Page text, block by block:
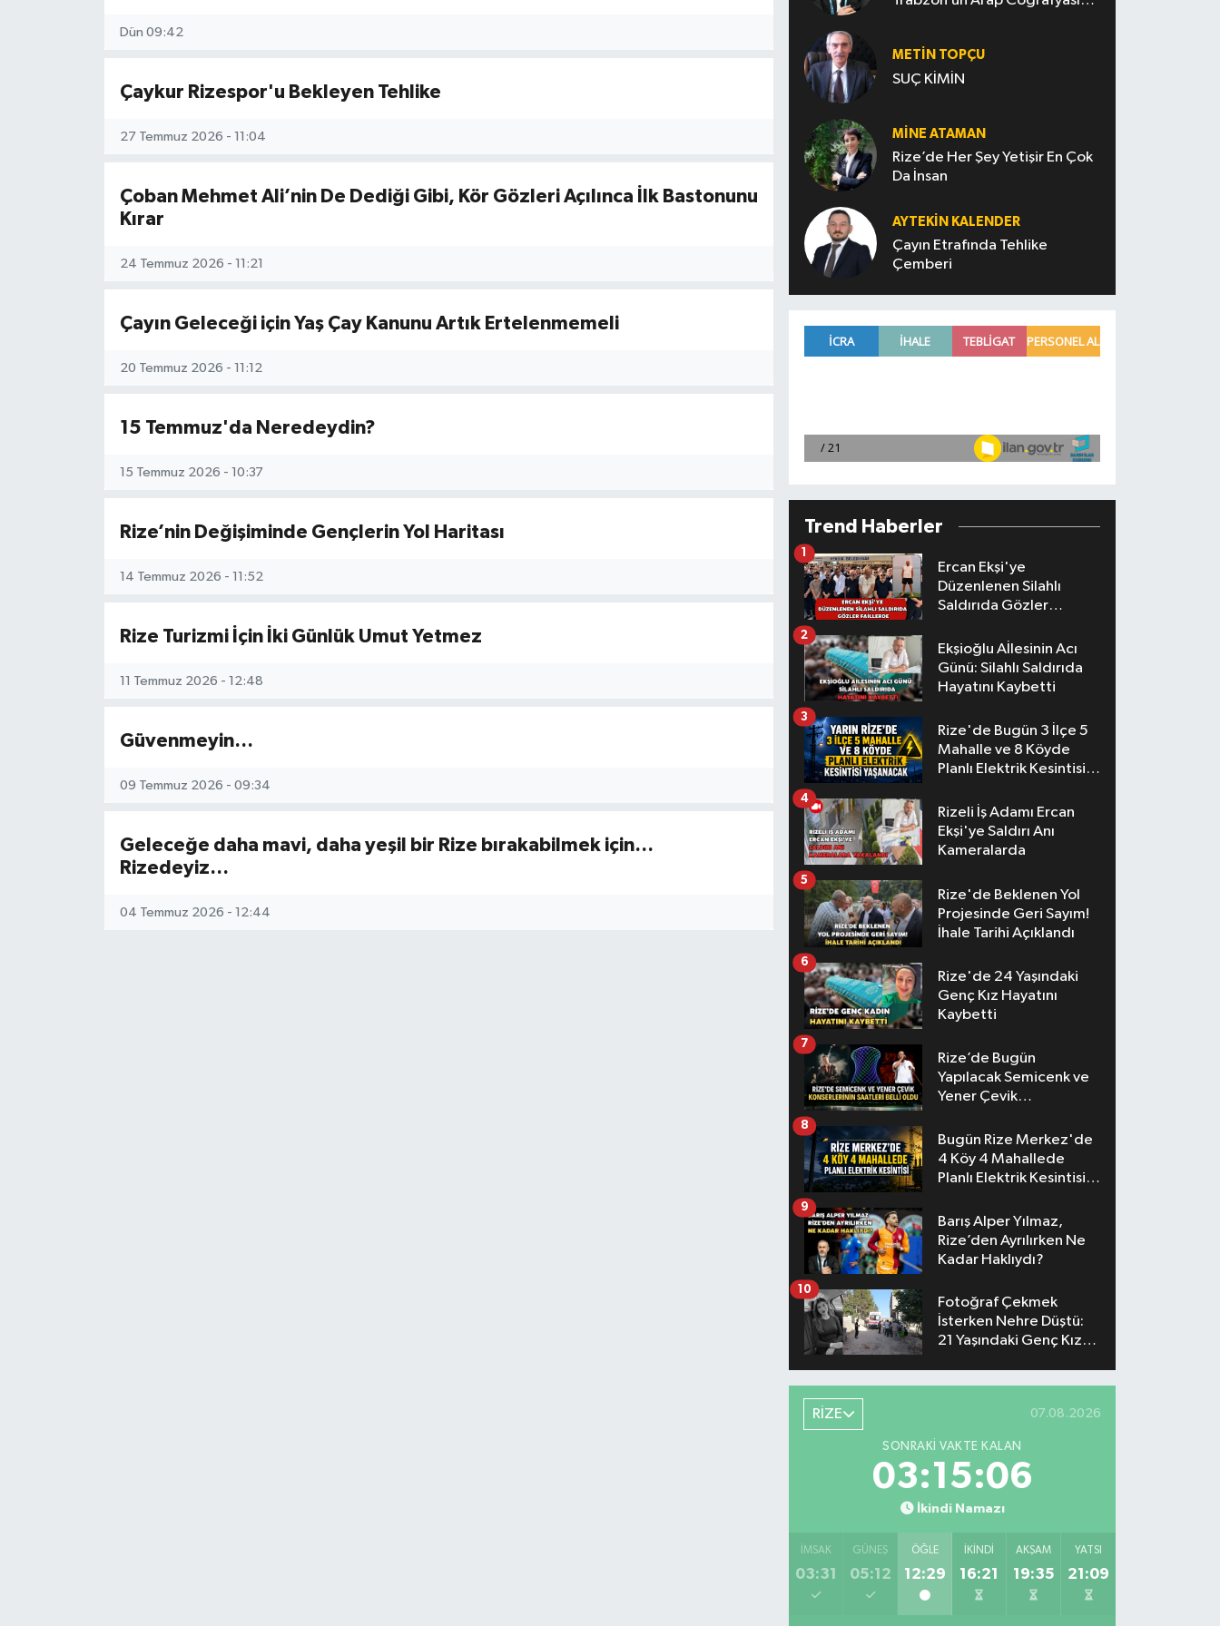
Dün 09:42
Çaykur Rizespor'u Bekleyen Tehlike
27 Temmuz 2026 - 11:04
Çoban Mehmet Ali’nin De Dediği Gibi, Kör Gözleri Açılınca İlk Bastonunu
Kırar
24 Temmuz 2026 - 11:21
Çayın Geleceği için Yaş Çay Kanunu Artık Ertelenmemeli
20 Temmuz 2026 - 11:12
15 Temmuz'da Neredeydin?
15 Temmuz 2026 - 10:37
Rize’nin Değişiminde Gençlerin Yol Haritası
14 Temmuz 2026 - 11:52
Rize Turizmi İçin İki Günlük Umut Yetmez
11 Temmuz 2026 - 12:48
Güvenmeyin…
09 Temmuz 2026 - 09:34
Geleceğe daha mavi, daha yeşil bir Rize bırakabilmek için…
Rizedeyiz…
04 Temmuz 2026 - 12:44
METIN TOPÇU
SUÇ KİMİN
MINE ATAMAN
Rize’de Her Şey Yetişir En Çok
Da İnsan
AYTEKIN KALENDER
Çayın Etrafında Tehlike
Çemberi
Trend Haberler
Ercan Ekşi'ye
Düzenlenen Silahlı
Saldırıda Gözler
1
Ekşioğlu Aİlesinin Acı
Günü: Silahlı Saldırıda
Hayatını Kaybetti
2
Rize'de Bugün 3 İlçe 5
Mahalle ve 8 Köyde
Planlı Elektrik Kesintisi
3
Rizeli İş Adamı Ercan
Ekşi'ye Saldırı Anı
Kameralarda
4
Rize'de Beklenen Yol
Projesinde Geri Sayım!
İhale Tarihi Açıklandı
5
Rize'de 24 Yaşındaki
Genç Kız Hayatını
Kaybetti
6
Rize’de Bugün
Yapılacak Semicenk ve
Yener Çevik
Belli Oldu
7
Bugün Rize Merkez'de
4 Köy 4 Mahallede
Planlı Elektrik Kesintisi
8
Barış Alper Yılmaz,
Rize’den Ayrılırken Ne
Kadar Haklıydı?
9
Fotoğraf Çekmek
İsterken Nehre Düştü:
21 Yaşındaki Genç Kız
10
RİZE 07.08.2026
SONRAKI VAKTE KALAN
03:15:06
İkindi Namazı
İMSAK
03:31
GÜNEŞ
05:12
ÖĞLE
12:29
İKINDI
16:21
AKŞAM
19:35
YATSI
21:09